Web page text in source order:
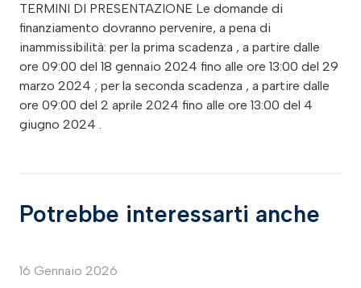
TERMINI DI PRESENTAZIONE Le domande di
finanziamento dovranno pervenire, a pena di
inammissibilità: per la prima scadenza , a partire dalle
ore 09:00 del 18 gennaio 2024 fino alle ore 13:00 del 29
marzo 2024 ; per la seconda scadenza , a partire dalle
ore 09:00 del 2 aprile 2024 fino alle ore 13:00 del 4
giugno 2024 .
Potrebbe interessarti anche
16 Gennaio 2026